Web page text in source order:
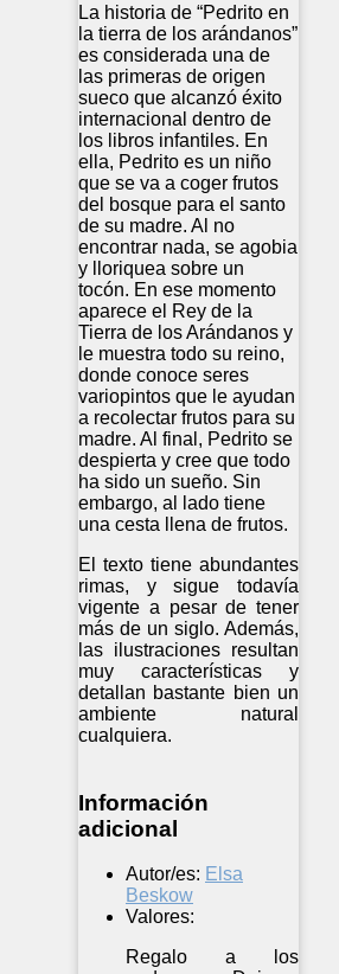
La historia de “Pedrito en
la tierra de los arándanos”
es considerada una de
las primeras de origen
sueco que alcanzó éxito
internacional dentro de
los libros infantiles. En
ella, Pedrito es un niño
que se va a coger frutos
del bosque para el santo
de su madre. Al no
encontrar nada, se agobia
y lloriquea sobre un
tocón. En ese momento
aparece el Rey de la
Tierra de los Arándanos y
le muestra todo su reino,
donde conoce seres
variopintos que le ayudan
a recolectar frutos para su
madre. Al final, Pedrito se
despierta y cree que todo
ha sido un sueño. Sin
embargo, al lado tiene
una cesta llena de frutos.
El texto tiene abundantes
rimas, y sigue todavía
vigente a pesar de tener
más de un siglo. Además,
las ilustraciones resultan
muy características y
detallan bastante bien un
ambiente natural
cualquiera.
Información
adicional
Autor/es: Elsa
Beskow
Valores:
Regalo a los